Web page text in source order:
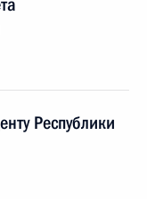
Республики